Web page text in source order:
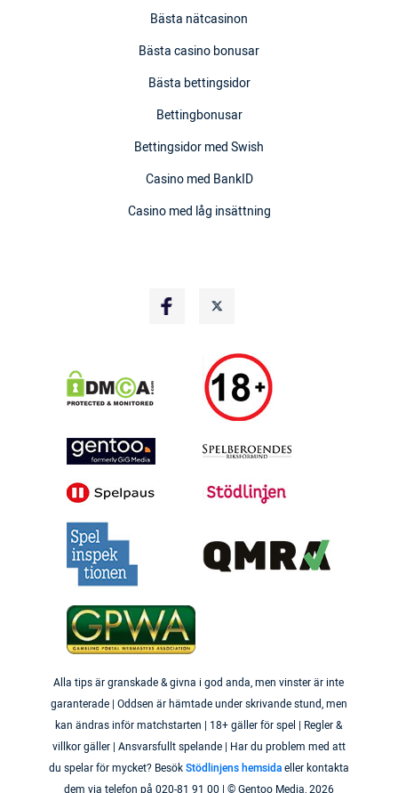
Bästa nätcasinon
Bästa casino bonusar
Bästa bettingsidor
Bettingbonusar
Bettingsidor med Swish
Casino med BankID
Casino med låg insättning
Alla tips är granskade & givna i god anda, men vinster är inte
garanterade | Oddsen är hämtade under skrivande stund, men
kan ändras inför matchstarten | 18+ gäller för spel | Regler &
villkor gäller | Ansvarsfullt spelande | Har du problem med att
du spelar för mycket? BesökStödlinjens hemsidaeller kontakta
dem via telefon på 020-81 91 00 | © Gentoo Media,2026